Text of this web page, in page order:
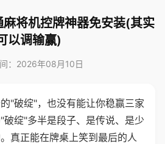
将机控牌神器免安装(其实
以调输赢)
：2026年08月10日
"破绽"，也没有能让你稳赢三家
破绽"多半是段子、是传说、是少
真正能在牌桌上笑到最后的人